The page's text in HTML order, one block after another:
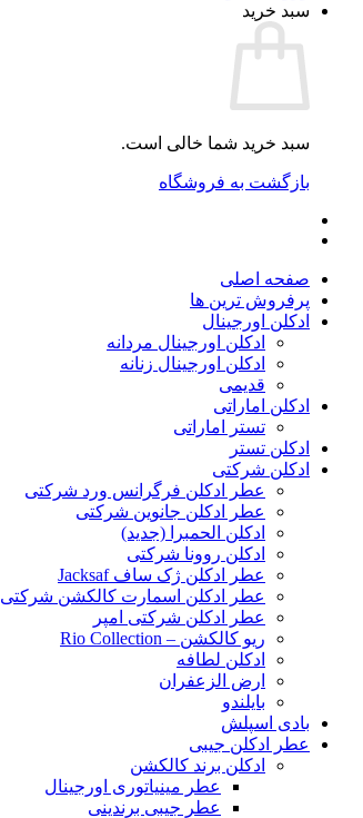
سبد خرید
سبد خرید شما خالی است.
بازگشت به فروشگاه
صفحه اصلی
پرفروش ترین ها
ادکلن اورجینال
ادکلن اورجینال مردانه
ادکلن اورجینال زنانه
قدیمی
ادکلن اماراتی
تستر اماراتی
ادکلن تستر
ادکلن شرکتی
عطر ادکلن فرگرانس ورد شرکتی
عطر ادکلن جانوین شرکتی
ادکلن الحمبرا (جدید)
ادکلن روونا شرکتی
عطر ادکلن ژک‌ ساف Jacksaf
عطر ادکلن اسمارت کالکشن شرکتی
عطر ادکلن شرکتی امپر
ریو کالکشن – Rio Collection
ادکلن لطافه
ارض الزعفران
بایلندو
بادی اسپلش
عطر ادکلن جیبی
ادکلن برند کالکشن
عطر مینیاتوری اورجینال
عطر جیبی برندینی